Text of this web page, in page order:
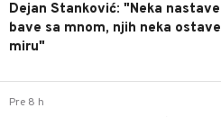
Dejan Stanković: "Neka
bave sa mnom, njih neka
miru"
Pre 8 h